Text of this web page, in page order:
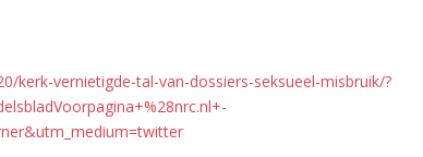
kerk-vernietigde-tal-van-dossiers-seksueel-misbruik/?